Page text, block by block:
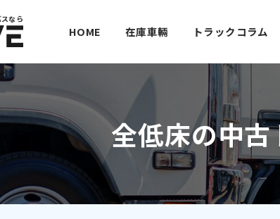
なら
HOME 在庫車輛 トラックコラム
全低床の中